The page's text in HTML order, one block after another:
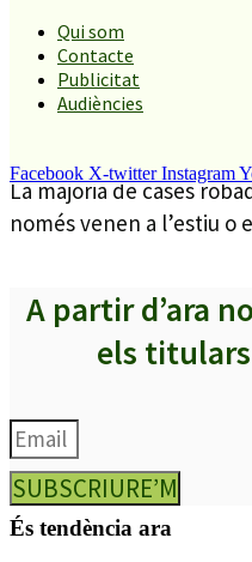
Qui som
Contacte
Publicitat
Audiències
Facebook X-twitter Instagram
La policia es lamenta
in-fragantii que quan
La majoria de cases
només venen a l’estiu o
A partir d’ara
els
SUBSCRIURE’M
És tendència ara